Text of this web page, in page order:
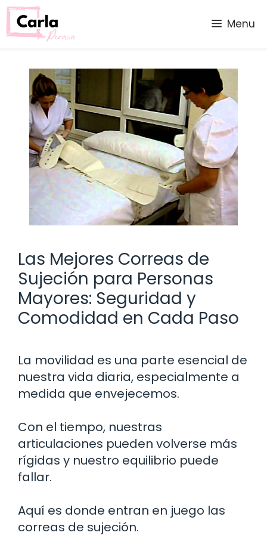
Saltar
al
contenido
Menu
Las Mejores Correas de
Sujeción para Personas
Mayores: Seguridad y
Comodidad en Cada Paso
La movilidad es una parte esencial de
nuestra vida diaria, especialmente a
medida que envejecemos.
Con el tiempo, nuestras
articulaciones pueden volverse más
rígidas y nuestro equilibrio puede
fallar.
Aquí es donde entran en juego las
correas de sujeción.